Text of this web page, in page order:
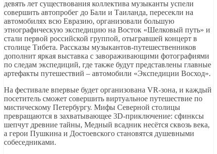
девять лет существования коллектива музыканты успели
совершить автопробег до Бали и Таиланда, пересекли на
автомобилях всю Евразию, организовали большую
этнографическую экспедицию на Восток «Шелковый путь» и
стали первой российской группой, отыгравшей концерт в
столице Тибета. Рассказы музыкантов-путешественников
дополнит яркая выставка с завораживающими фотографиями
по следам экспедиций, где также будут представлены главные
артефакты путешествий – автомобили «Экспедиции Восход».
На фестивале впервые будет организована VR-зона, и каждый
посетитель сможет совершить виртуальное путешествие по
мистическому Петербургу. Мифы Северной столицы
превращаются в захватывающее 3D-приключение: сфинксы
шепчут древние тайны, Медный всадник несётся сквозь века,
а герои Пушкина и Достоевского становятся душевными
собеседниками.